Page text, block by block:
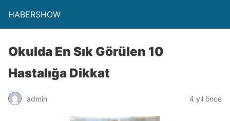
HABERSHOW
Okulda En Sık Görülen 10
Hastalığa Dikkat
admin 4 yıl önce